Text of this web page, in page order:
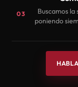
03
Buscamos
poniendo